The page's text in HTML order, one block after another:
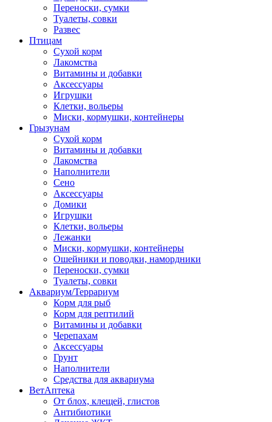
Переноски, сумки
Туалеты, совки
Развес
Птицам
Сухой корм
Лакомства
Витамины и добавки
Аксессуары
Игрушки
Клетки, вольеры
Миски, кормушки, контейнеры
Грызунам
Сухой корм
Витамины и добавки
Лакомства
Наполнители
Сено
Аксессуары
Домики
Игрушки
Клетки, вольеры
Лежанки
Миски, кормушки, контейнеры
Ошейники и поводки, намордники
Переноски, сумки
Туалеты, совки
Аквариум/Террариум
Корм для рыб
Корм для рептилий
Витамины и добавки
Черепахам
Аксессуары
Грунт
Наполнители
Средства для аквариума
ВетАптека
От блох, клещей, глистов
Антибиотики